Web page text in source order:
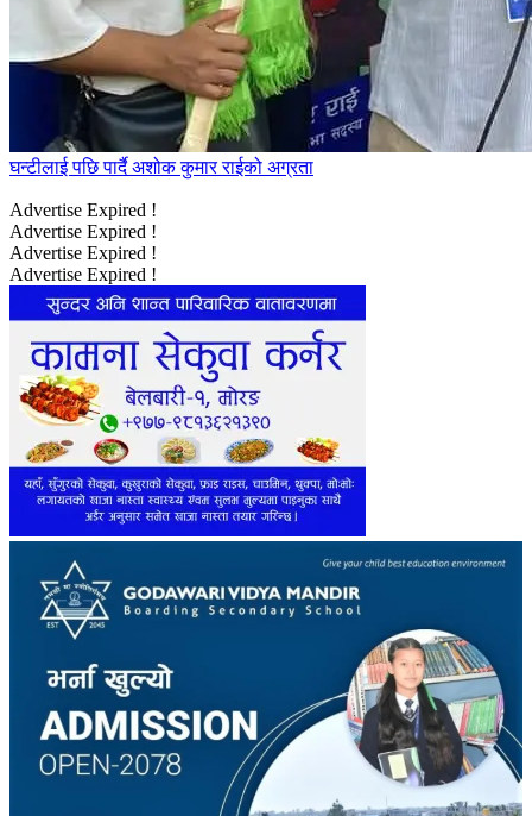
घन्टीलाई पछि पार्दै अशोक कुमार राईको अग्रता
Advertise Expired !
Advertise Expired !
Advertise Expired !
Advertise Expired !